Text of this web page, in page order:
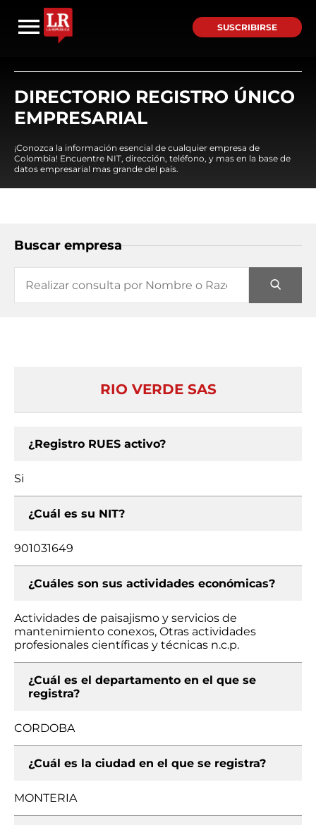
SUSCRIBIRSE
DIRECTORIO REGISTRO ÚNICO
EMPRESARIAL
¡Conozca la información esencial de cualquier empresa de
Colombia! Encuentre NIT, dirección, teléfono, y mas en la base de
datos empresarial mas grande del país.
Buscar empresa
RIO VERDE SAS
¿Registro RUES activo?
Si
¿Cuál es su NIT?
901031649
¿Cuáles son sus actividades económicas?
Actividades de paisajismo y servicios de
mantenimiento conexos, Otras actividades
profesionales científicas y técnicas n.c.p.
¿Cuál es el departamento en el que se
registra?
CORDOBA
¿Cuál es la ciudad en el que se registra?
MONTERIA